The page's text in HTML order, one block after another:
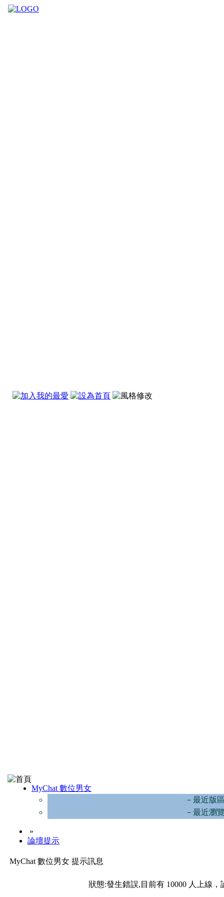
MyChat 數位男女
－最近版
－最近瀏
»
論壇提示
MyChat 數位男女 提示訊息
狀態:發生錯誤,目前有 10000 人上線